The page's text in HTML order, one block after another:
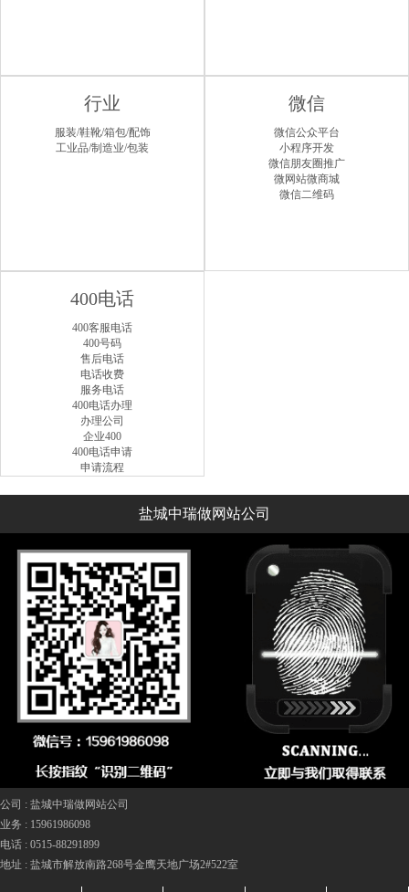
行业
服装/鞋靴/箱包/配饰
工业品/制造业/包装
微信
微信公众平台
小程序开发
微信朋友圈推广
微网站微商城
微信二维码
400电话
400客服电话
400号码
售后电话
电话收费
服务电话
400电话办理
办理公司
企业400
400电话申请
申请流程
盐城中瑞做网站公司
公司 : 盐城中瑞做网站公司
业务 : 15961986098
电话 : 0515-88291899
地址 : 盐城市解放南路268号金鹰天地广场2#522室